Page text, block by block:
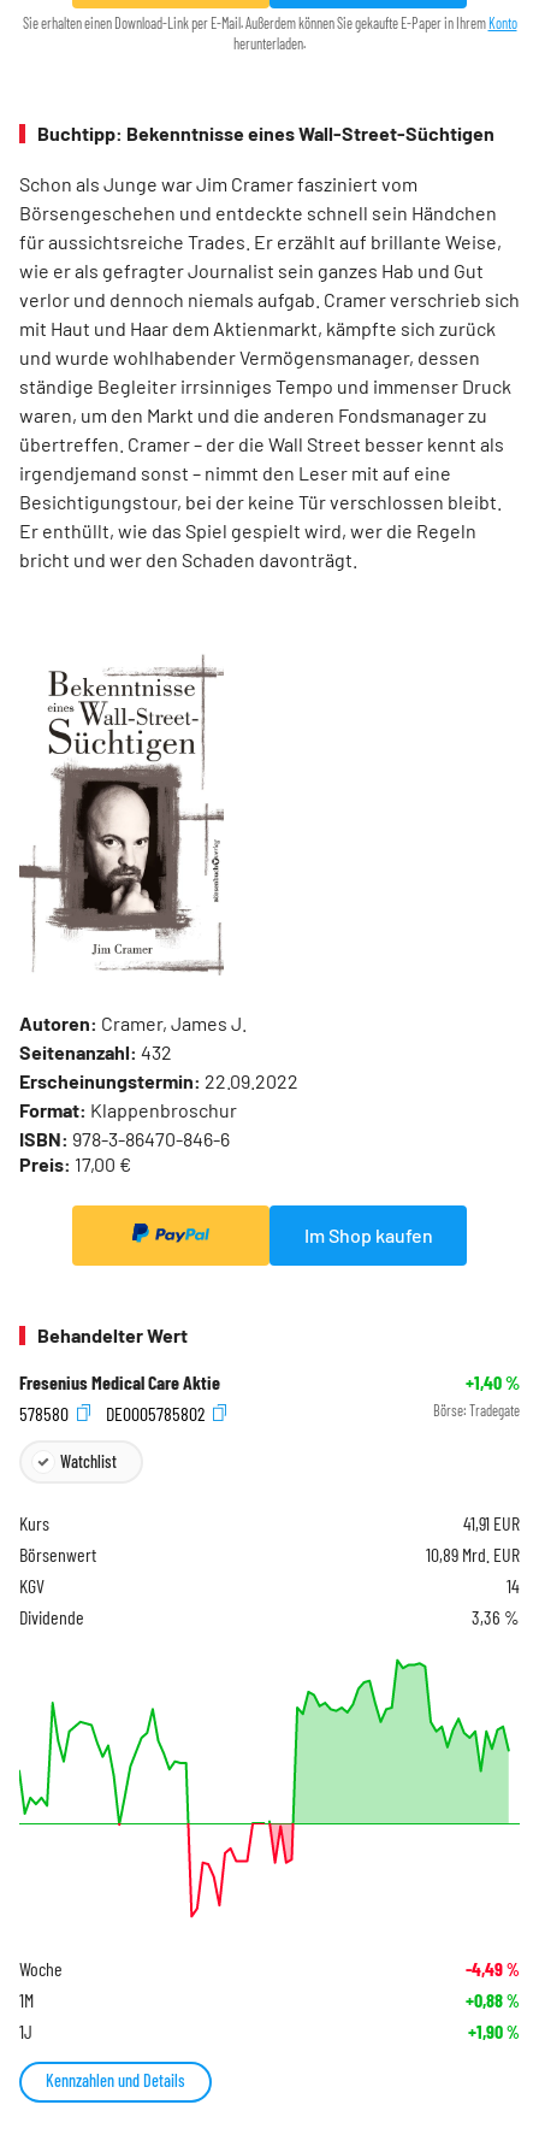
Sie erhalten einen Download-Link per E-Mail. Außerdem können Sie gekaufte E-Paper in IhremKonto
herunterladen.
Buchtipp: Bekenntnisse eines Wall-Street-Süchtigen
Schon als Junge war Jim Cramer fasziniert vom
Börsengeschehen und entdeckte schnell sein Händchen
für aussichtsreiche Trades. Er erzählt auf brillante Weise,
wie er als gefragter Journalist sein ganzes Hab und Gut
verlor und dennoch niemals aufgab. Cramer verschrieb sich
mit Haut und Haar dem Aktienmarkt, kämpfte sich zurück
und wurde wohlhabender Vermögensmanager, dessen
ständige Begleiter irrsinniges Tempo und immenser Druck
waren, um den Markt und die anderen Fondsmanager zu
übertreffen. Cramer – der die Wall Street besser kennt als
irgendjemand sonst – nimmt den Leser mit auf eine
Besichtigungstour, bei der keine Tür verschlossen bleibt.
Er enthüllt, wie das Spiel gespielt wird, wer die Regeln
bricht und wer den Schaden davonträgt.
Autoren: Cramer, James J.
Seitenanzahl: 432
Erscheinungstermin: 22.09.2022
Format: Klappenbroschur
ISBN: 978-3-86470-846-6
Preis: 17,00 €
Im Shop kaufen
Behandelter Wert
Fresenius Medical Care Aktie +1,40%
578580
DE0005785802 Börse: Tradegate
Watchlist
Kurs 41,91 EUR
Börsenwert
10,89 Mrd. EUR
KGV
14
Dividende
3,36 %
Woche -4,49%
1M +0,88%
1J +1,90%
Kennzahlen und Details